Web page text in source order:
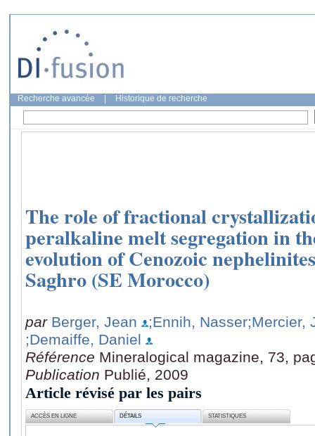
Recherche avancée Historique de recherche
The role of fractional
peralkaline melt segregation in
evolution of Cenozoic
Saghro (SE Morocco)
par Berger, Jean ;Ennih, Nasser;Mercier,
;Demaiffe, Daniel
Référence Mineralogical magazine, 73,
Publication Publié, 2009
Article révisé par les pairs
ACCÈS EN LIGNE DÉTAILS STATISTIQUES